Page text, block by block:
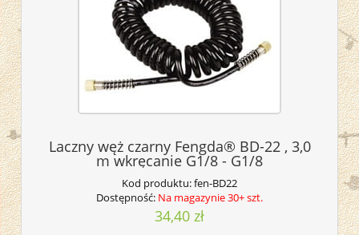
Laczny węż czarny Fengda® BD-22 , 3,0
m wkręcanie G1/8 - G1/8
Kod produktu:fen-BD22
Dostępność: Na magazynie 30+ szt.
34,40 zł